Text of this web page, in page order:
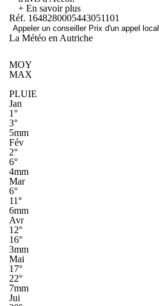
+ En savoir plus
Réf. 1648280005443051101
Appeler un conseiller Prix d'un appel local
La Météo en Autriche
MOY
MAX
PLUIE
Jan
1°
3°
5mm
Fév
2°
6°
4mm
Mar
6°
11°
6mm
Avr
12°
16°
3mm
Mai
17°
22°
7mm
Jui